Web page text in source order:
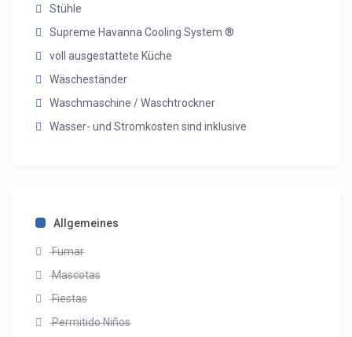
Stühle
Supreme Havanna Cooling System ®
voll ausgestattete Küche
Wäscheständer
Waschmaschine / Waschtrockner
Wasser- und Stromkosten sind inklusive
Allgemeines
Fumar
Mascotas
Fiestas
Permitido Niños